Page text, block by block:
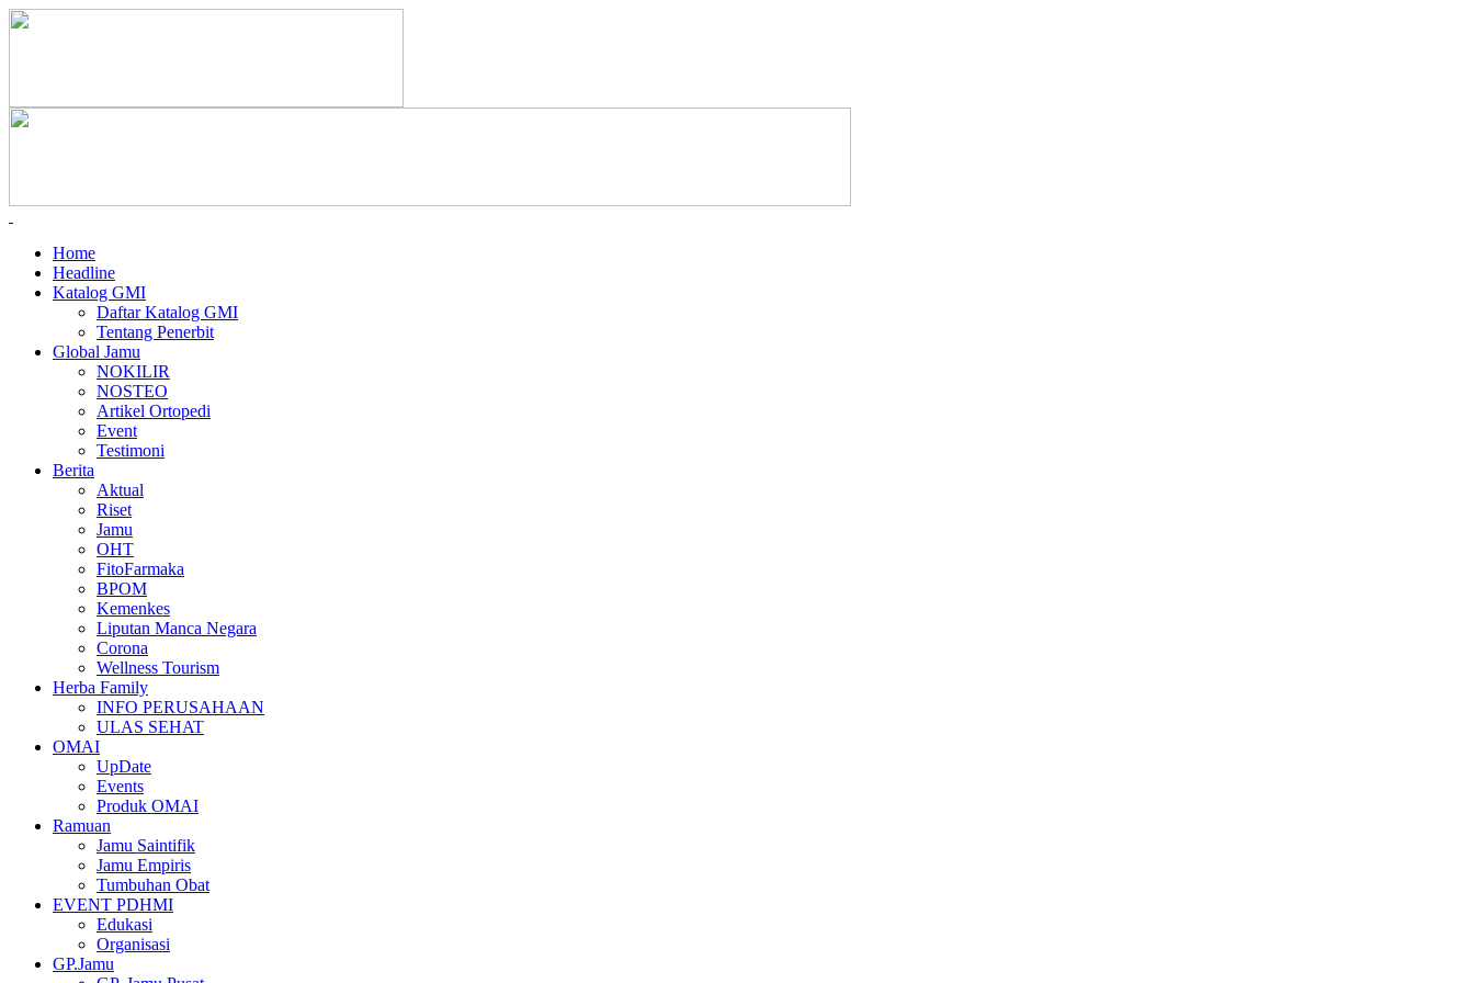
Home
Headline
Katalog GMI
Daftar Katalog GMI
Tentang Penerbit
Global Jamu
NOKILIR
NOSTEO
Artikel Ortopedi
Event
Testimoni
Berita
Aktual
Riset
Jamu
OHT
FitoFarmaka
BPOM
Kemenkes
Liputan Manca Negara
Corona
Wellness Tourism
Herba Family
INFO PERUSAHAAN
ULAS SEHAT
OMAI
UpDate
Events
Produk OMAI
Ramuan
Jamu Saintifik
Jamu Empiris
Tumbuhan Obat
EVENT PDHMI
Edukasi
Organisasi
GP.Jamu